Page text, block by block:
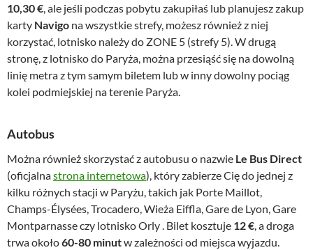
10,30 € , ale jeśli podczas pobytu zakupiłaś lub planujesz zakup
karty Navigo na wszystkie strefy, możesz również z niej
korzystać, lotnisko należy do ZONE 5 (strefy 5). W drugą
stronę, z lotnisko do Paryża, można przesiąść się na dowolną
linię metra z tym samym biletem lub w inny dowolny pociąg
kolei podmiejskiej na terenie Paryża.
Autobus
Można również skorzystać z autobusu o nazwie Le Bus Direct
(oficjalnastrona internetowa), który zabierze Cię do jednej z
kilku różnych stacji w Paryżu, takich jak Porte Maillot,
Champs-Élysées, Trocadero, Wieża Eiffla, Gare de Lyon, Gare
Montparnasse czy lotnisko Orly . Bilet kosztuje 12 € , a droga
trwa około60-80 minutw zależności od miejsca wyjazdu.